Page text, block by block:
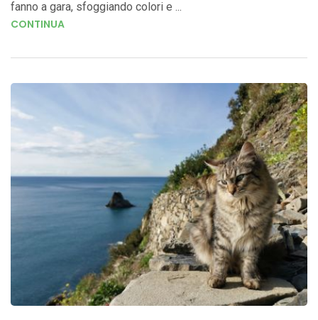
fanno a gara, sfoggiando colori e ...
CONTINUA